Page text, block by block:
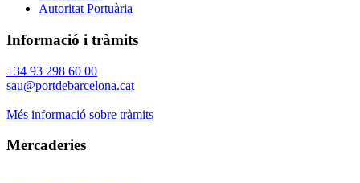
Autoritat Portuària
Informació i tràmits
+34 93 298 60 00
sau@portdebarcelona.cat
Més informació sobre tràmits
Mercaderies